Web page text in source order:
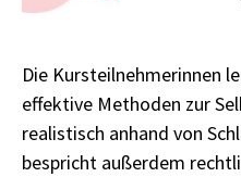
Die Kursteilnehmerinnen
effektive Methoden zur
realistisch anhand von
bespricht außerdem